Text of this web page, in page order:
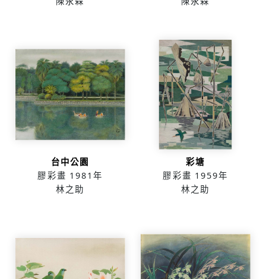
台中公園
膠彩畫 1981年
林之助
彩塘
膠彩畫 1959年
林之助